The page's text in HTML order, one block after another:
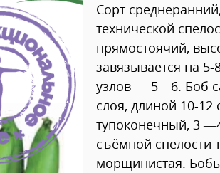
Сорт
технической
прямостоячий,
завязывается на
узлов — 5—6. Боб
слоя, длиной 10-12
тупоконечный, 3
съёмной спелости
морщинистая.